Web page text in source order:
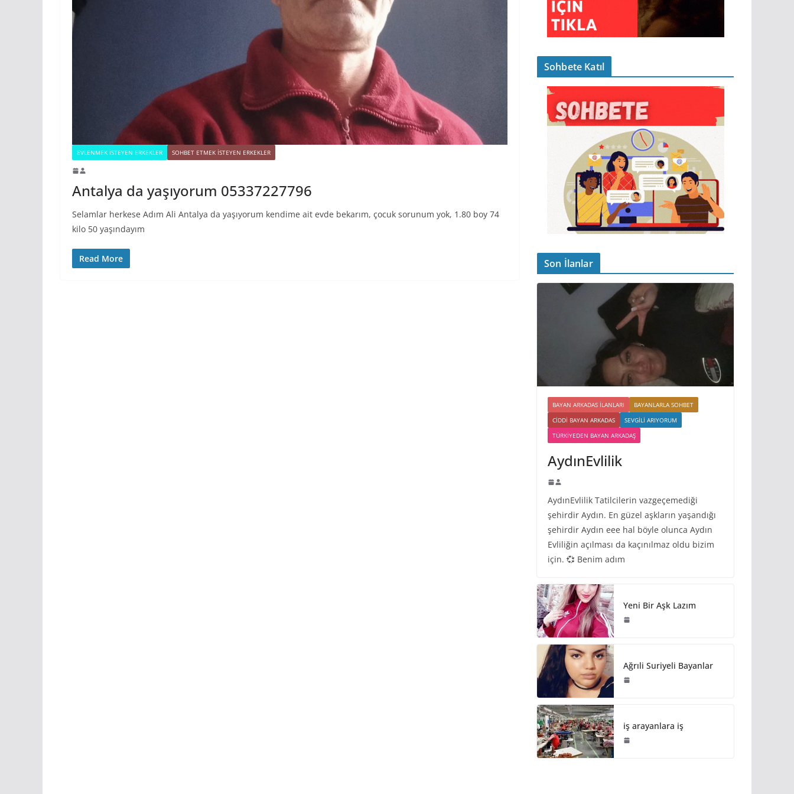
EVLENMEK İSTEYEN ERKEKLER SOHBET ETMEK İSTEYEN ERKEKLER
Antalya da yaşıyorum 05337227796
Selamlar herkese Adım Ali Antalya da yaşıyorum kendime ait evde bekarım, çocuk sorunum yok, 1.80 boy 74
kilo 50 yaşındayım
Read More
Sohbete Katıl
Son İlanlar
BAYAN ARKADAS ILANLARI
BAYANLARLA SOHBET
CIDDI BAYAN ARKADAS
SEVGILI ARIYORUM
TÜRKIYEDEN BAYAN ARKADAŞ
AydınEvlilik
AydınEvlilik Tatilcilerin vazgeçemediği
şehirdir Aydın. En güzel aşkların yaşandığı
şehirdir Aydın eee hal böyle olunca Aydın
Evliliğin açılması da kaçınılmaz oldu bizim
için. 💞 Benim adım
Yeni Bir Aşk Lazım
Ağrıli Suriyeli Bayanlar
iş arayanlara iş